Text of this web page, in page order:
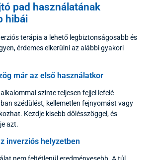
pad használatának
hibái
terápia a lehető legbiztonságosabb és
érdemes elkerülni az alábbi gyakori
már az első használatkor
szinte teljesen fejjel lefelé
szédülést, kellemetlen fejnyomást vagy
Kezdje kisebb dőlésszöggel, és
azt.
inverziós helyzetben